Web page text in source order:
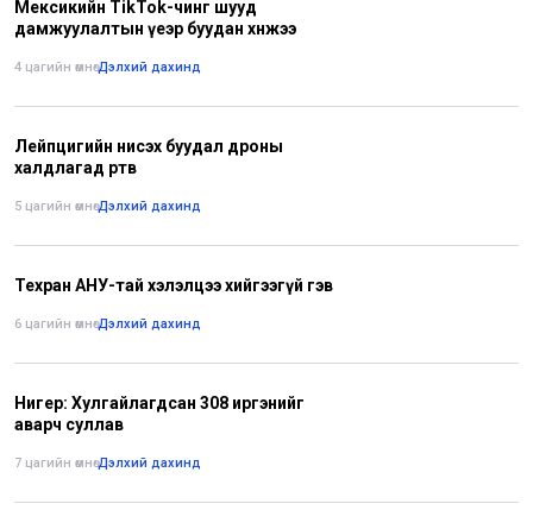
Мексикийн ТikTok-чинг шууд
дамжуулалтын үеэр буудан хөнөөжээ
4 цагийн өмнө•Дэлхий дахинд
Лейпцигийн нисэх буудал дроны
халдлагад өртөв
5 цагийн өмнө•Дэлхий дахинд
Техран АНУ-тай хэлэлцээ хийгээгүй гэв
6 цагийн өмнө•Дэлхий дахинд
Нигер: Хулгайлагдсан 308 иргэнийг
аварч суллав
7 цагийн өмнө•Дэлхий дахинд